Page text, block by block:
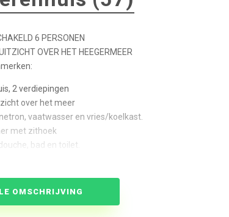
6 PERSONEN
OVER HET HEEGERMEER
2 verdiepingen
over het meer
vaatwasser en vries/koelkast.
met zithoek
bad en toilet.
zijn geschikt voor 4-6 personen.
OMSCHRIJVING